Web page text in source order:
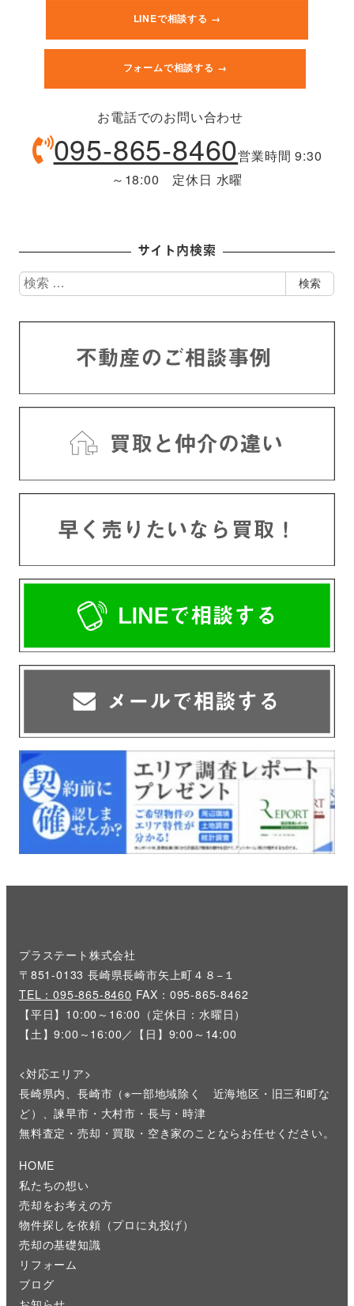
LINEで相談する →
フォームで相談する →
お電話でのお問い合わせ
095-865-8460営業時間 9:30
～18:00 定休日 水曜
サイト内検索
検
索
検索
プラステート株式会社
〒851-0133 長崎県長崎市矢上町４８−１
TEL：095-865-8460 FAX：095-865-8462
【平日】10:00～16:00（定休日：水曜日）
【土】9:00～16:00／【日】9:00～14:00
<対応エリア>
長崎県内、長崎市（※一部地域除く 近海地区・旧三和町な
ど）、諫早市・大村市・長与・時津
無料査定・売却・買取・空き家のことならお任せください。
HOME
私たちの想い
売却をお考えの方
物件探しを依頼（プロに丸投げ）
売却の基礎知識
リフォーム
ブログ